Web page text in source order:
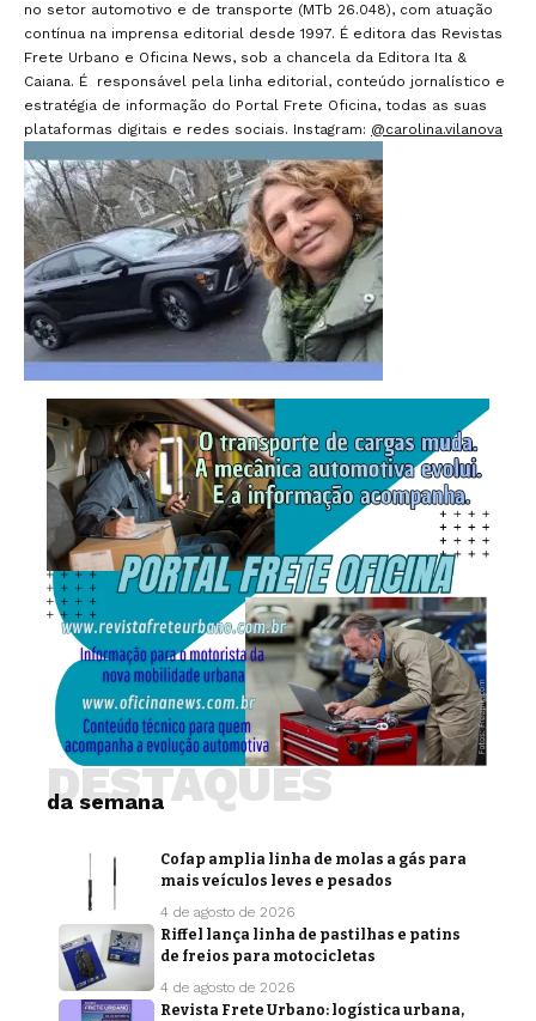
no setor automotivo e de transporte (MTb 26.048), com atuação
contínua na imprensa editorial desde 1997. É editora das Revistas
Frete Urbano e Oficina News, sob a chancela da Editora Ita &
Caiana. É responsável pela linha editorial, conteúdo jornalístico e
estratégia de informação do Portal Frete Oficina, todas as suas
plataformas digitais e redes sociais. Instagram: @carolina.vilanova
da semana
DESTAQUES
Cofap amplia linha de molas a gás para
mais veículos leves e pesados
4 de agosto de 2026
Riffel lança linha de pastilhas e patins
de freios para motocicletas
4 de agosto de 2026
Revista Frete Urbano: logística urbana,